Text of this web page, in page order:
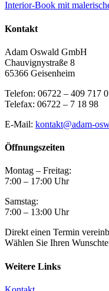
Interior-Book mit
Kontakt
Adam Oswald GmbH
Chauvignystraße 8
65366 Geisenheim
Telefon: 06722 – 409 717 0
Telefax: 06722 – 7 18 98
E-Mail: kontakt@adam-
Öffnungszeiten
Montag – Freitag:
7:00 – 17:00 Uhr
Samstag:
7:00 – 13:00 Uhr
Direkt einen Termin
Wählen Sie Ihren
Weitere Links